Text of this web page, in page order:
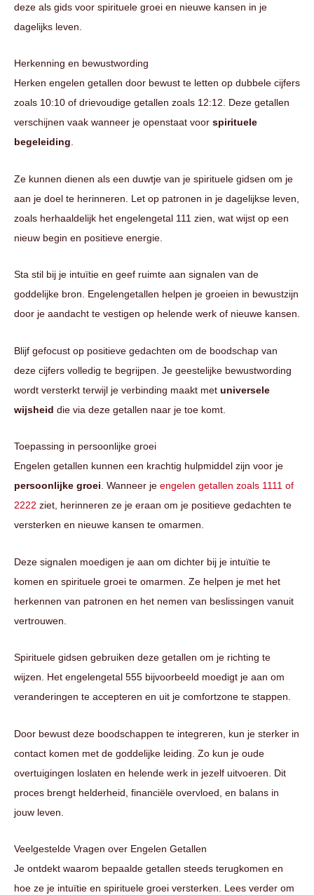
deze als gids voor spirituele groei en nieuwe kansen in je
dagelijks leven.
Herkenning en bewustwording
Herken engelen getallen door bewust te letten op dubbele cijfers
zoals 10:10 of drievoudige getallen zoals 12:12. Deze getallen
verschijnen vaak wanneer je openstaat voor spirituele
begeleiding.
Ze kunnen dienen als een duwtje van je spirituele gidsen om je
aan je doel te herinneren. Let op patronen in je dagelijkse leven,
zoals herhaaldelijk het engelengetal 111 zien, wat wijst op een
nieuw begin en positieve energie.
Sta stil bij je intuïtie en geef ruimte aan signalen van de
goddelijke bron. Engelengetallen helpen je groeien in bewustzijn
door je aandacht te vestigen op helende werk of nieuwe kansen.
Blijf gefocust op positieve gedachten om de boodschap van
deze cijfers volledig te begrijpen. Je geestelijke bewustwording
wordt versterkt terwijl je verbinding maakt met universele
wijsheid die via deze getallen naar je toe komt.
Toepassing in persoonlijke groei
Engelen getallen kunnen een krachtig hulpmiddel zijn voor je
persoonlijke groei. Wanneer je engelen getallen zoals 1111 of
2222 ziet, herinneren ze je eraan om je positieve gedachten te
versterken en nieuwe kansen te omarmen.
Deze signalen moedigen je aan om dichter bij je intuïtie te
komen en spirituele groei te omarmen. Ze helpen je met het
herkennen van patronen en het nemen van beslissingen vanuit
vertrouwen.
Spirituele gidsen gebruiken deze getallen om je richting te
wijzen. Het engelengetal 555 bijvoorbeeld moedigt je aan om
veranderingen te accepteren en uit je comfortzone te stappen.
Door bewust deze boodschappen te integreren, kun je sterker in
contact komen met de goddelijke leiding. Zo kun je oude
overtuigingen loslaten en helende werk in jezelf uitvoeren. Dit
proces brengt helderheid, financiële overvloed, en balans in
jouw leven.
Veelgestelde Vragen over Engelen Getallen
Je ontdekt waarom bepaalde getallen steeds terugkomen en
hoe ze je intuïtie en spirituele groei versterken. Lees verder om